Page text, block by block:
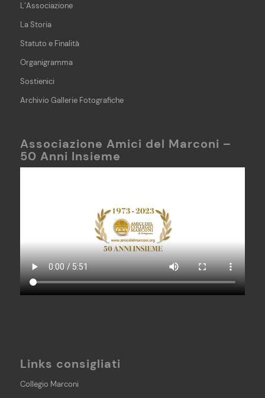
L’Associazione
La Storia
Statuto e Finalità
Organigramma
Sostienici
Archivio Gallerie Fotografiche
Associazione Amici del Marconi –
50 Anni Insieme
Links consigliati
Collegio Marconi